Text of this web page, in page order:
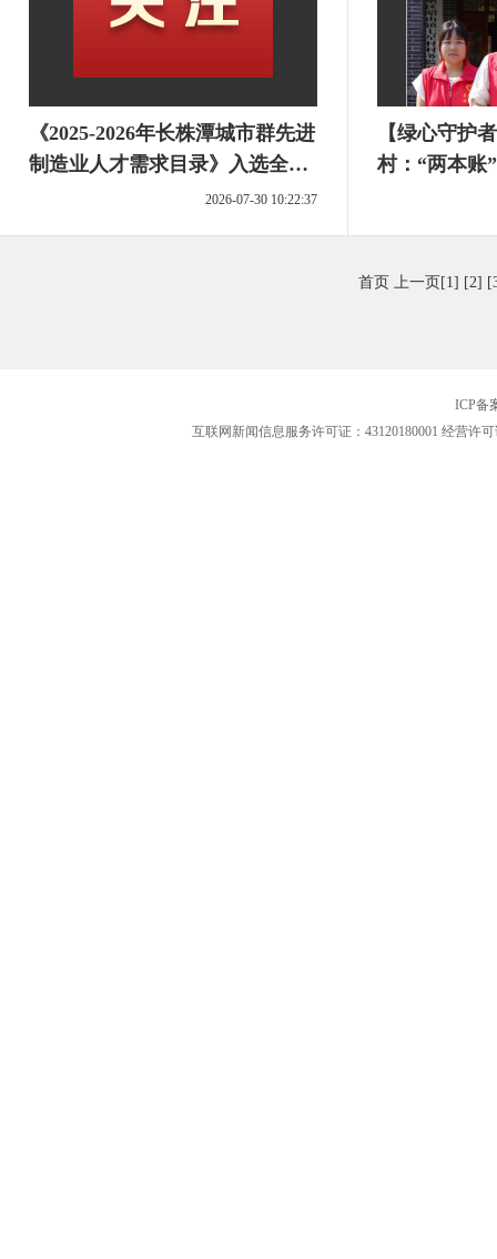
《2025-2026年长株潭城市群先进
制造业人才需求目录》入选全国
2026-07-30 10:22:37
【绿心守护
村：“两本账
首页 上一页 [1] [2]
ICP备
互联网新闻信息服务许可证：43120180001 经营许可